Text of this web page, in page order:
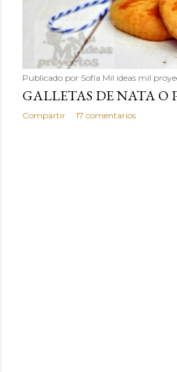
Publicado por Sofía Mil ideas mil
GALLETAS DE NATA O
Compartir 17 comentarios